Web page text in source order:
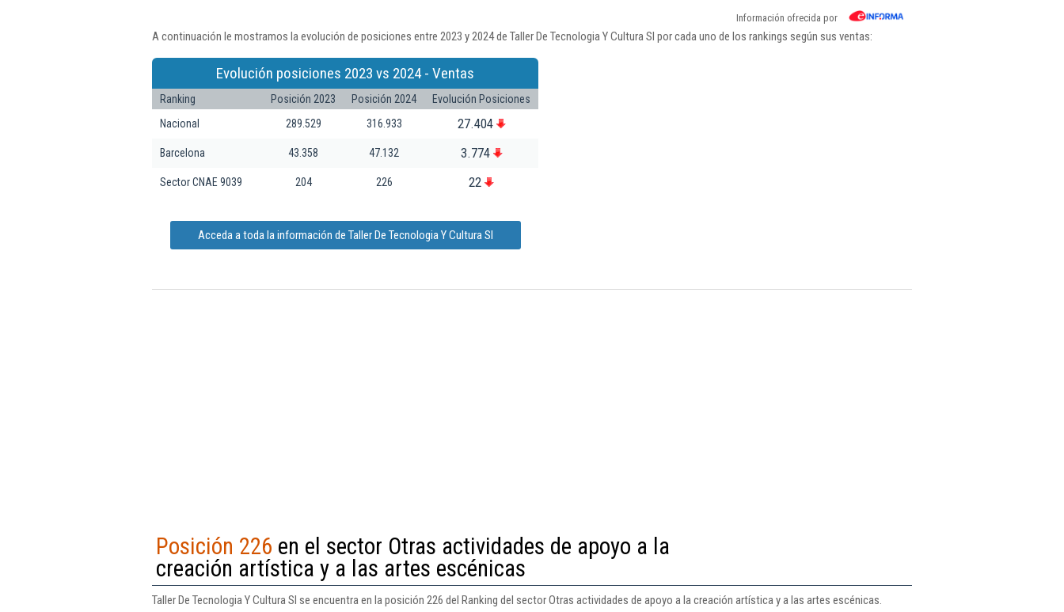
Información ofrecida por
A continuación le mostramos la evolución de posiciones entre 2023 y 2024 de Taller De Tecnologia Y Cultura Sl por cada uno de los rankings según sus ventas:
Evolución posiciones 2023 vs 2024 - Ventas
Ranking Posición 2023 Posición 2024
Evolución Posiciones
Nacional
289.529 316.933 27.404
Barcelona 43.358 47.132 3.774
Sector CNAE 9039 204 226 22
Acceda a toda la información de Taller De Tecnologia Y Cultura Sl
Posición 226 en el sector Otras actividades de apoyo a la
creación artística y a las artes escénicas
Taller De Tecnologia Y Cultura Sl se encuentra en la posición 226 del Ranking del sector Otras actividades de apoyo a la creación artística y a las artes escénicas.